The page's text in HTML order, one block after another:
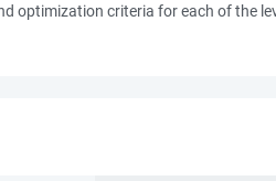
optimization criteria for each of the